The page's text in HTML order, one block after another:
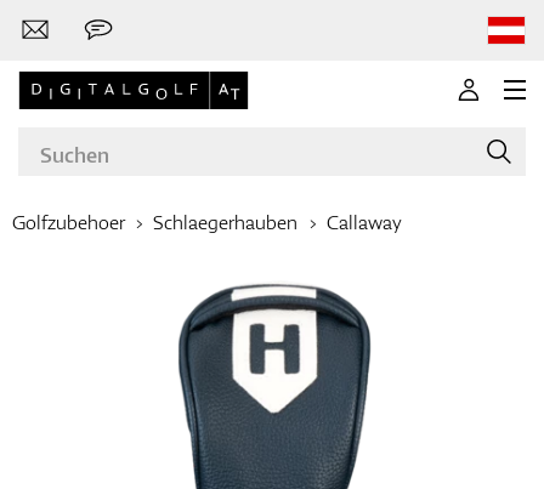
Golfschläger
Golfzubehoer Schlaegerhauben Callaway